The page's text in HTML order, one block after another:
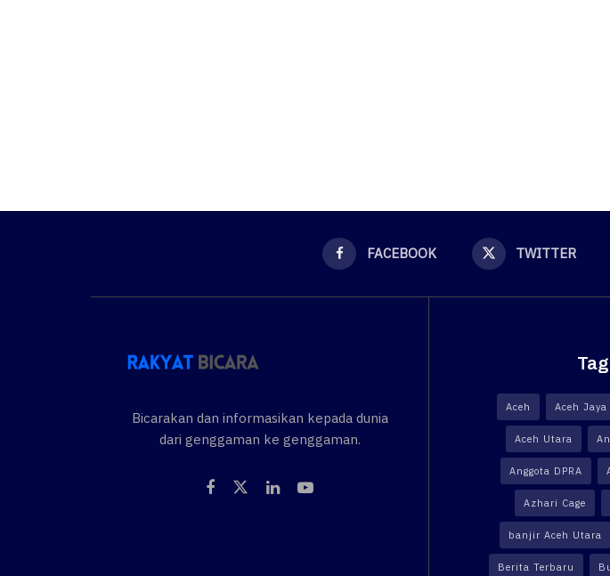
FACEBOOK TWITTER
Bicarakan dan informasikan kepada dunia
dari genggaman ke genggaman.
Aceh Aceh Jaya
Aceh Utara
Anggota DPRA
Azhari Cage
banjir Aceh Utara
Berita Terbaru